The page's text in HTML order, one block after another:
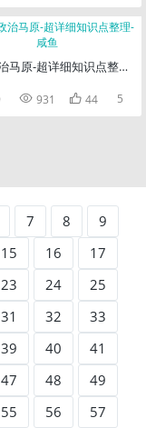
马原-超详细知识点整理-
 931  44 5
7 8
9
15 16
17
23 24
25
31 32
33
39 40
41
47 48
49
55 56
57